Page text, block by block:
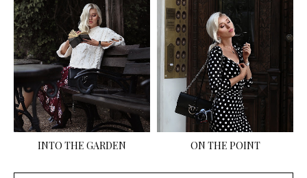
INTO THE GARDEN ON THE POINT